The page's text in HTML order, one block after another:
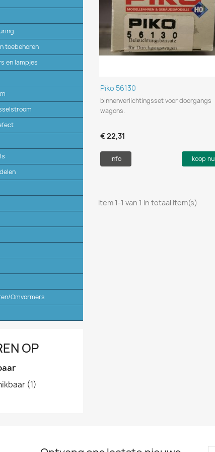
toebehoren
en lampjes
Omvormers
OP
(1)

Piko 56130
binnenverlichtingsset voor doorgangs
wagons.
€ 22,31
Info koop nu
Item 1-1 van 1 in totaal item(s)